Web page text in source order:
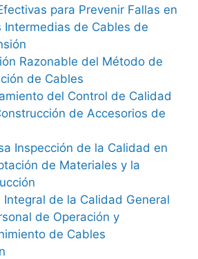
para Prevenir Fallas en
Intermedias de Cables de
Razonable del Método de
de Cables
del Control de Calidad
de Accesorios de
Inspección de la Calidad en
de Materiales y la
Integral de la Calidad General
de Operación y
de Cables